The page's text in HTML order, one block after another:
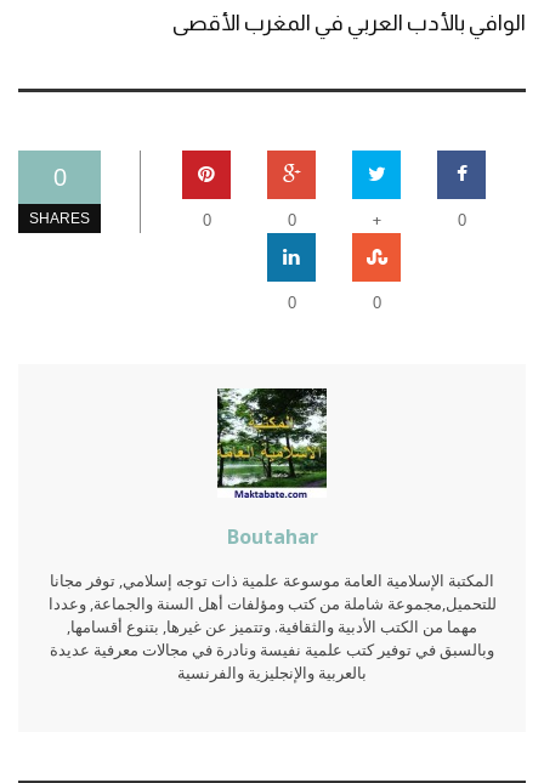
الوافي بالأدب العربي في المغرب الأقصى
0
SHARES 0
+
0
0
0
0
Boutahar
المكتبة الإسلامية العامة موسوعة علمية ذات توجه إسلامي, توفر مجانا
للتحميل,مجموعة شاملة من كتب ومؤلفات أهل السنة والجماعة, وعددا
مهما من الكتب الأدبية والثقافية. وتتميز عن غيرها, بتنوع أقسامها,
وبالسبق في توفير كتب علمية نفيسة ونادرة في مجالات معرفية عديدة
بالعربية والإنجليزية والفرنسية